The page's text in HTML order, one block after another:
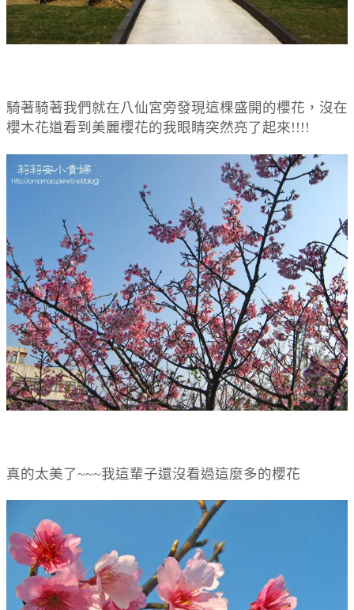
騎著騎著我們就在八仙宮旁發現這棵盛開的櫻花，沒在
櫻木花道看到美麗櫻花的我眼睛突然亮了起來!!!!
真的太美了~~~我這輩子還沒看過這麼多的櫻花